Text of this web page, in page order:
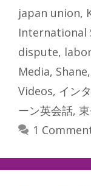
japan union,
International
dispute,
Media, Shane,
Videos, イン
ーン英会話,
1